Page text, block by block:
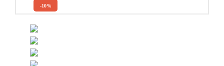
-10%